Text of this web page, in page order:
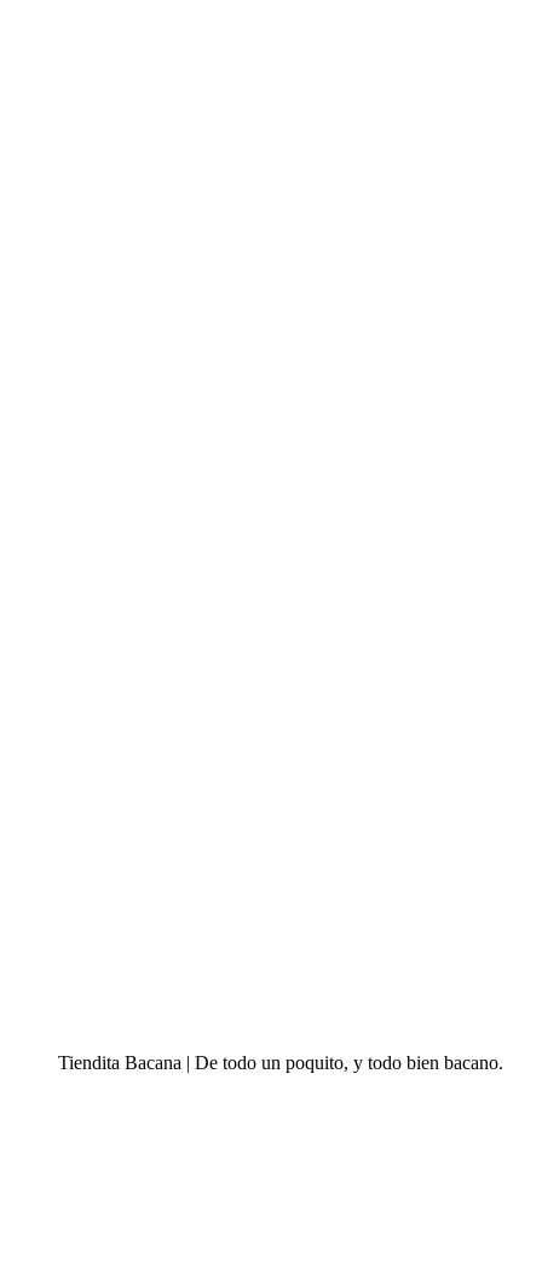
Tiendita Bacana | De todo un poquito, y todo bien bacano.